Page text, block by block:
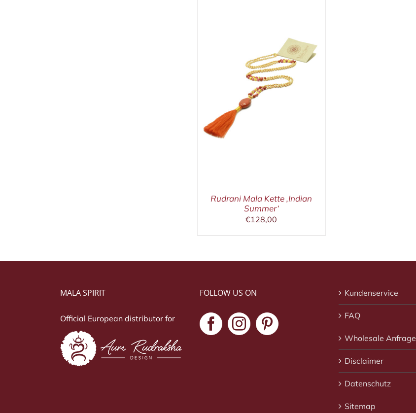
Rudrani Mala Kette ‚Indian
Summer‘
€128,00
MALA SPIRIT
Official European distributor for
FOLLOW US ON Kundenservice
FAQ
Wholesale Anfrage
Disclaimer
Datenschutz
Sitemap